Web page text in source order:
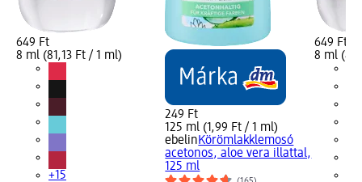
649 Ft
8 ml (81,13 Ft / 1 ml)
+15
249 Ft
125 ml (1,99 Ft / 1 ml)
ebelinKörömlakklemosó
acetonos, aloe vera illattal,
125 ml
649 Ft
8 ml